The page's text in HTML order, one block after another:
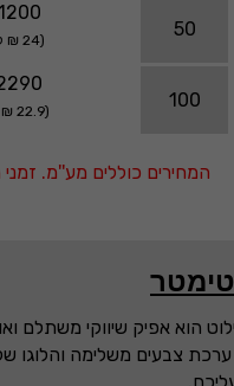
50
₪
(24 ₪ ליח')
100
₪
(22.9 ₪ ליח')
המחירים כוללים מע''מ. זמני
הוא אפיק שיווקי
צבעים משלימה והלוגו